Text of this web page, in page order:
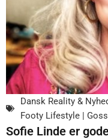
Dansk Reality &
Footy Lifestyle |
Sofie Linde er